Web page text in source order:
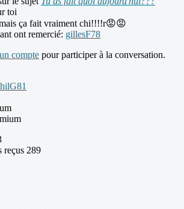
toi
ça fait vraiment chi!!!!r😡😡
ont remercié: gillesF78
compte pour participer à la conversation.
reçus 289